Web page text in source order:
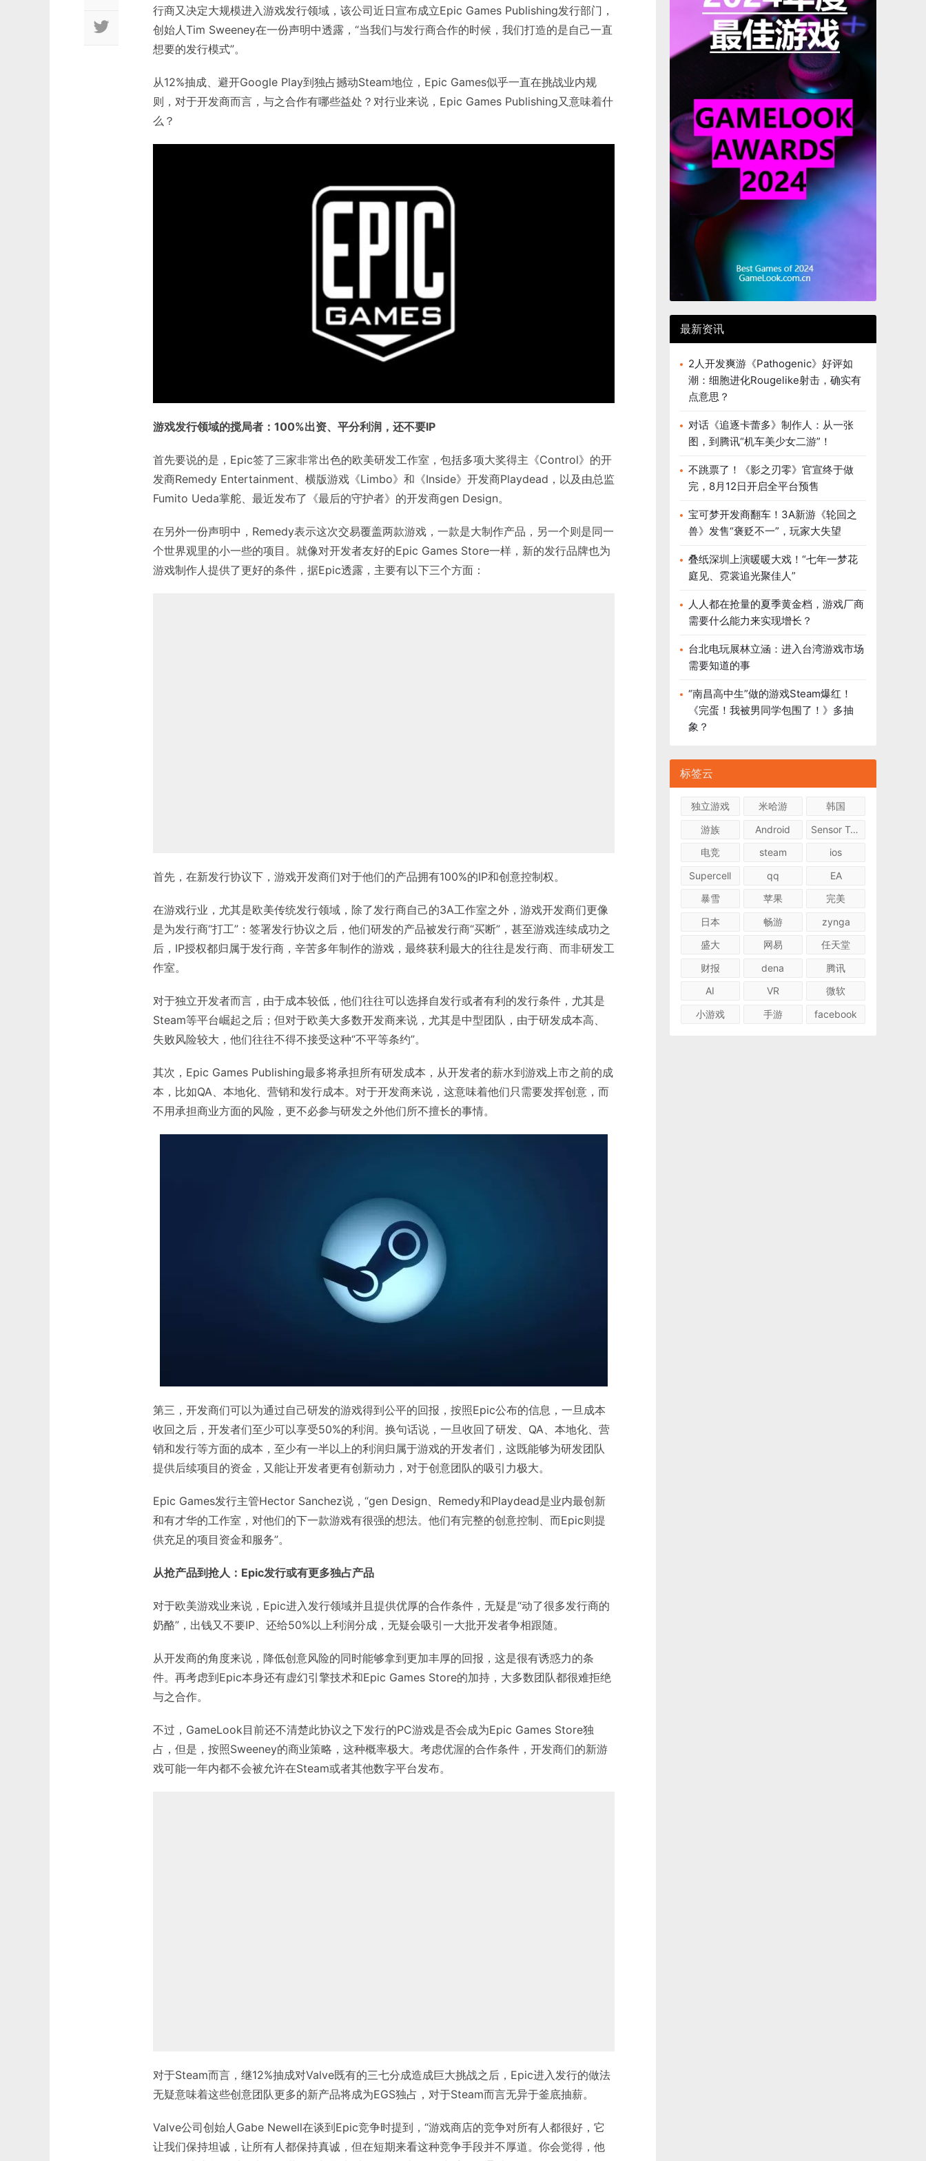
行商又决定大规模进入游戏发行领域，该公司近日宣布成立Epic Games Publishing发行部门，
创始人Tim Sweeney在一份声明中透露，“当我们与发行商合作的时候，我们打造的是自己一直
想要的发行模式”。
从12%抽成、避开Google Play到独占撼动Steam地位，Epic Games似乎一直在挑战业内规
则，对于开发商而言，与之合作有哪些益处？对行业来说，Epic Games Publishing又意味着什
么？
游戏发行领域的搅局者：100%出资、平分利润，还不要IP
首先要说的是，Epic签了三家非常出色的欧美研发工作室，包括多项大奖得主《Control》的开
发商Remedy Entertainment、横版游戏《Limbo》和《Inside》开发商Playdead，以及由总监
Fumito Ueda掌舵、最近发布了《最后的守护者》的开发商gen Design。
在另外一份声明中，Remedy表示这次交易覆盖两款游戏，一款是大制作产品，另一个则是同一
个世界观里的小一些的项目。就像对开发者友好的Epic Games Store一样，新的发行品牌也为
游戏制作人提供了更好的条件，据Epic透露，主要有以下三个方面：
首先，在新发行协议下，游戏开发商们对于他们的产品拥有100%的IP和创意控制权。
在游戏行业，尤其是欧美传统发行领域，除了发行商自己的3A工作室之外，游戏开发商们更像
是为发行商“打工”：签署发行协议之后，他们研发的产品被发行商“买断”，甚至游戏连续成功之
后，IP授权都归属于发行商，辛苦多年制作的游戏，最终获利最大的往往是发行商、而非研发工
作室。
对于独立开发者而言，由于成本较低，他们往往可以选择自发行或者有利的发行条件，尤其是
Steam等平台崛起之后；但对于欧美大多数开发商来说，尤其是中型团队，由于研发成本高、
失败风险较大，他们往往不得不接受这种“不平等条约”。
其次，Epic Games Publishing最多将承担所有研发成本，从开发者的薪水到游戏上市之前的成
本，比如QA、本地化、营销和发行成本。对于开发商来说，这意味着他们只需要发挥创意，而
不用承担商业方面的风险，更不必参与研发之外他们所不擅长的事情。
第三，开发商们可以为通过自己研发的游戏得到公平的回报，按照Epic公布的信息，一旦成本
收回之后，开发者们至少可以享受50%的利润。换句话说，一旦收回了研发、QA、本地化、营
销和发行等方面的成本，至少有一半以上的利润归属于游戏的开发者们，这既能够为研发团队
提供后续项目的资金，又能让开发者更有创新动力，对于创意团队的吸引力极大。
Epic Games发行主管Hector Sanchez说，“gen Design、Remedy和Playdead是业内最创新
和有才华的工作室，对他们的下一款游戏有很强的想法。他们有完整的创意控制、而Epic则提
供充足的项目资金和服务”。
从抢产品到抢人：Epic发行或有更多独占产品
对于欧美游戏业来说，Epic进入发行领域并且提供优厚的合作条件，无疑是“动了很多发行商的
奶酪”，出钱又不要IP、还给50%以上利润分成，无疑会吸引一大批开发者争相跟随。
从开发商的角度来说，降低创意风险的同时能够拿到更加丰厚的回报，这是很有诱惑力的条
件。再考虑到Epic本身还有虚幻引擎技术和Epic Games Store的加持，大多数团队都很难拒绝
与之合作。
不过，GameLook目前还不清楚此协议之下发行的PC游戏是否会成为Epic Games Store独
占，但是，按照Sweeney的商业策略，这种概率极大。考虑优渥的合作条件，开发商们的新游
戏可能一年内都不会被允许在Steam或者其他数字平台发布。
对于Steam而言，继12%抽成对Valve既有的三七分成造成巨大挑战之后，Epic进入发行的做法
无疑意味着这些创意团队更多的新产品将成为EGS独占，对于Steam而言无异于釜底抽薪。
Valve公司创始人Gabe Newell在谈到Epic竞争时提到，“游戏商店的竞争对所有人都很好，它
让我们保持坦诚，让所有人都保持真诚，但在短期来看这种竞争手段并不厚道。你会觉得，他
最新资讯
2人开发爽游《Pathogenic》好评如
潮：细胞进化Rougelike射击，确实有
点意思？
对话《追逐卡蕾多》制作人：从一张
图，到腾讯“机车美少女二游”！
不跳票了！《影之刃零》官宣终于做
完，8月12日开启全平台预售
宝可梦开发商翻车！3A新游《轮回之
兽》发售“褒贬不一”，玩家大失望
叠纸深圳上演暖暖大戏！“七年一梦花
庭见、霓裳追光聚佳人”
人人都在抢量的夏季黄金档，游戏厂商
需要什么能力来实现增长？
台北电玩展林立涵：进入台湾游戏市场
需要知道的事
“南昌高中生”做的游戏Steam爆红！
《完蛋！我被男同学包围了！》多抽
象？
标签云
独立游戏 米哈游
韩国
游族
Android
Sensor Tower
电竞
steam
ios
Supercell
qq
EA
暴雪
苹果
完美
日本
畅游
zynga
盛大
网易
任天堂
财报
dena
腾讯
AI
VR
微软
小游戏
手游 facebook